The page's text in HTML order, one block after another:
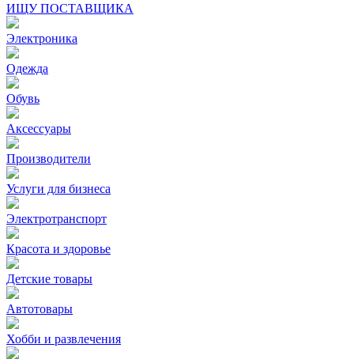
ИЩУ ПОСТАВЩИКА
Электроника
Одежда
Обувь
Аксессуары
Производители
Услуги для бизнеса
Электротранспорт
Красота и здоровье
Детские товары
Автотовары
Хобби и развлечения